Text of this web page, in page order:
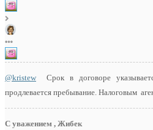
@kristew Срок в договоре
продлевается пребывание. Налоговым
С уважением , Жибек